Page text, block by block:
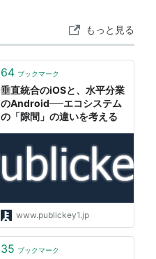
もっと見る
64 ブックマーク
垂直統合のiOSと、水平分業
のAndroid──エコシステム
の「隙間」の違いを考える
www.publickey1.jp
35 ブックマーク